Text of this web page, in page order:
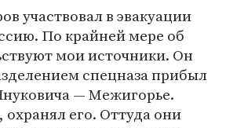
участвовал в эвакуации
По крайней мере об
мои источники. Он
спецназа прибыл
— Межигорье.
его. Оттуда они